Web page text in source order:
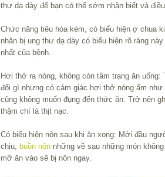
thư dạ dày để bạn có thể sớm nhận biết và
Chức năng tiêu hóa kém, có biểu hiện ợ chua
nhân bị ung thư dạ dày có biểu hiện rõ ràng
nhất của bệnh.
Hơi thở ra nóng, không còn tâm trạng ăn uống:
đổi gì nhưng có cảm giác hơi thở nóng ấm như
cũng không muốn đụng đến thức ăn. Trở nên
thậm chí là thịt nạc.
Có biểu hiện nôn sau khi ăn xong: Mới đầu
chịu, buồn nôn những về sau những món
mỡ ăn vào sẽ bị nôn ngay.